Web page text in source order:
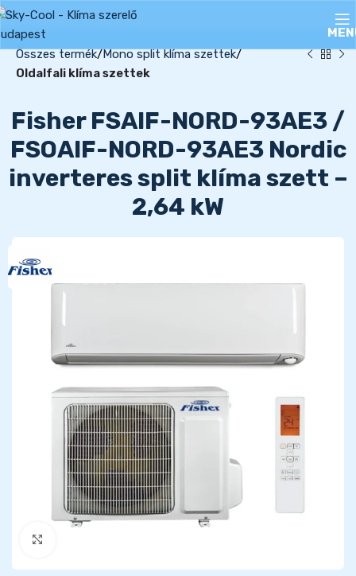
Összes termék Mono split klíma szettek
Oldalfali klíma szettek
Fisher FSAIF-NORD-93AE3 /
FSOAIF-NORD-93AE3 Nordic
inverteres split klíma szett –
2,64 kW